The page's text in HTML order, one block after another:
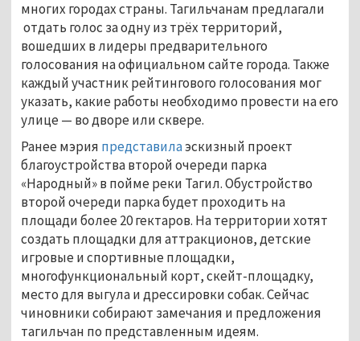
многих городах страны. Тагильчанам предлагали
отдать голос за одну из трёх территорий,
вошедших в лидеры предварительного
голосования на официальном сайте города. Также
каждый участник рейтингового голосования мог
указать, какие работы необходимо провести на его
улице — во дворе или сквере.
Ранее мэрия представилаэскизный проект
благоустройства второй очереди парка
«Народный» в пойме реки Тагил. Обустройство
второй очереди парка будет проходить на
площади более 20 гектаров. На территории хотят
создать площадки для аттракционов, детские
игровые и спортивные площадки,
многофункциональный корт, скейт-площадку,
место для выгула и дрессировки собак. Сейчас
чиновники собирают замечания и предложения
тагильчан по представленным идеям.